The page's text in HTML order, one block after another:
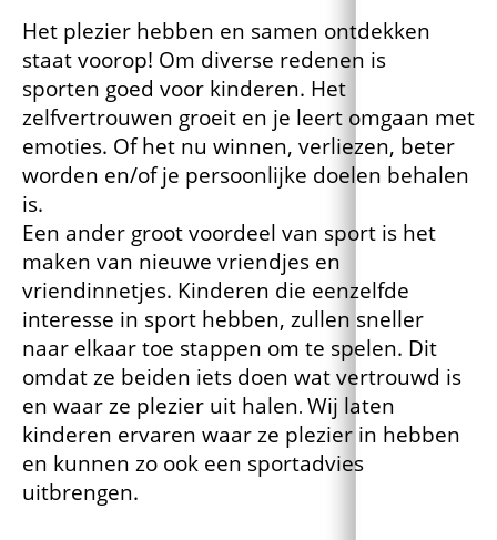
Het plezier hebben en samen ontdekken
staat voorop! Om diverse redenen is
sporten goed voor kinderen. Het
zelfvertrouwen groeit en je leert omgaan met
emoties. Of het nu winnen, verliezen, beter
worden en/of je persoonlijke doelen behalen
is.
Een ander groot voordeel van sport is het
maken van nieuwe vriendjes en
vriendinnetjes. Kinderen die eenzelfde
interesse in sport hebben, zullen sneller
naar elkaar toe stappen om te spelen. Dit
omdat ze beiden iets doen wat vertrouwd is
en waar ze plezier uit halen. Wij laten
kinderen ervaren waar ze plezier in hebben
en kunnen zo ook een sportadvies
uitbrengen.